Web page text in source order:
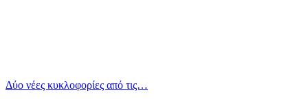
Δύο νέες κυκλοφορίες από τις…